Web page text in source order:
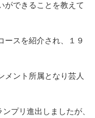
ができることを教えて
ースを紹介され、１９
メント所属となり芸人
プリ進出しましたが、